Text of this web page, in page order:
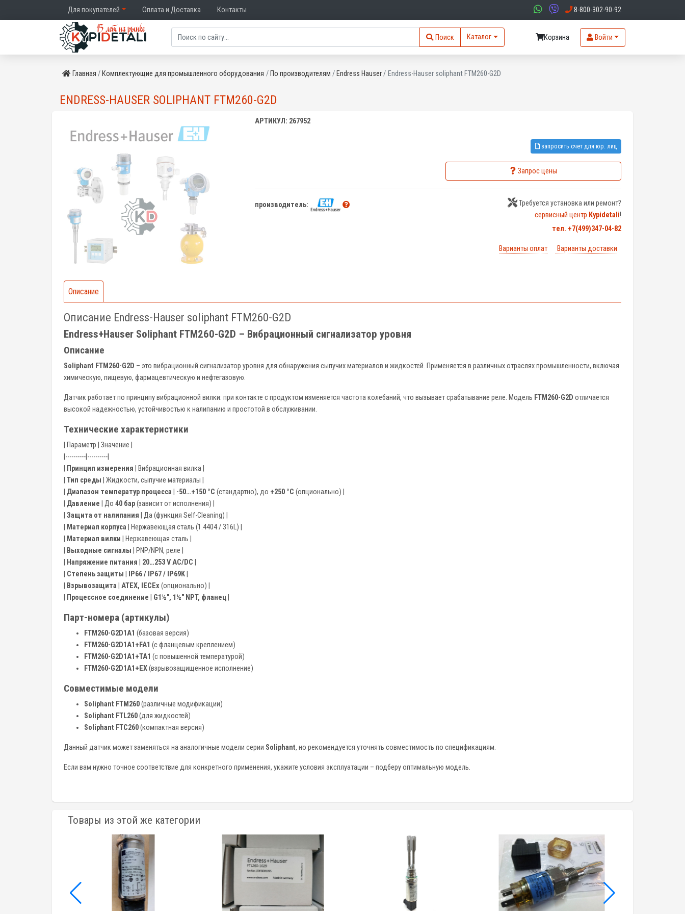
Для покупателей Оплата и Доставка Контакты 8-800-302-90-92
Поиск Каталог Корзина Войти
Главная Комплектующие для промышленного оборудования По производителям Endress Hauser Endress-Hauser soliphant FTM260-G2D
ENDRESS-HAUSER SOLIPHANT FTM260-G2D
АРТИКУЛ: 267952
запросить счет для юр. лиц
Запрос цены
производитель:
Требуется установка или ремонт?
сервисный центр Kypidetali!
тел. +7(499)347-04-82
Варианты оплат Варианты доставки
Описание
Описание Endress-Hauser soliphant FTM260-G2D
Endress+Hauser Soliphant FTM260-G2D – Вибрационный сигнализатор уровня
Описание
Soliphant FTM260-G2D – это вибрационный сигнализатор уровня для обнаружения сыпучих материалов и жидкостей. Применяется в различных отраслях промышленности, включая
химическую, пищевую, фармацевтическую и нефтегазовую.
Датчик работает по принципу вибрационной вилки: при контакте с продуктом изменяется частота колебаний, что вызывает срабатывание реле. Модель FTM260-G2D отличается
высокой надежностью, устойчивостью к налипанию и простотой в обслуживании.
Технические характеристики
| Параметр | Значение |
|----------|----------|
Принцип измерения | Вибрационная вилка |
Тип среды | Жидкости, сыпучие материалы |
Диапазон температур процесса -50…+150 °C (стандартно), до +250 °C (опционально) |
Давление | До 40 бар(зависит от исполнения) |
Защита от налипания | Да (функция Self-Cleaning) |
Материал корпуса | Нержавеющая сталь (1.4404 / 316L) |
Материал вилки | Нержавеющая сталь |
Выходные сигналы | PNP/NPN, реле |
Напряжение питания 20…253 V AC/DC
Степень защиты IP66 / IP67 / IP69K
Взрывозащита ATEX, IECEx (опционально) |
Процессное соединение G1½", 1½" NPT, фланец
Парт-номера (артикулы)
FTM260-G2D1A1 (базовая версия)
FTM260-G2D1A1+FA1 (с фланцевым креплением)
FTM260-G2D1A1+TA1 (c повышенной температурой)
FTM260-G2D1A1+EX(взрывозащищенное исполнение)
Совместимые модели
Soliphant FTM260(различные модификации)
Soliphant FTL260(для жидкостей)
Soliphant FTC260(компактная версия)
Данный датчик может заменяться на аналогичные модели серии Soliphant, но рекомендуется уточнять совместимость по спецификациям.
Если вам нужно точное соответствие для конкретного применения, укажите условия эксплуатации – подберу оптимальную модель.
Товары из этой же категории